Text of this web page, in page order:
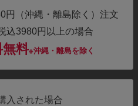
円（沖縄・離島除く）注文
込3980円以上の場合
料※沖縄・離島を除く
入された場合